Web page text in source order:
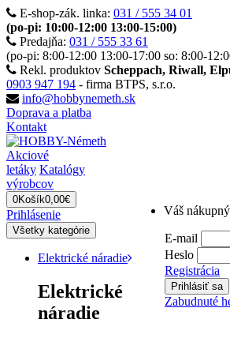
E-shop-zák. linka: 031 / 555 34 01
(po-pi: 10:00-12:00 13:00-15:00)
Predajňa: 031 / 555 33 61
(po-pi: 8:00-12:00 13:00-17:00 so: 8:00-
Rekl. produktov Scheppach, Riwall,
0903 947 194 - firma BTPS, s.r.o.
info@hobbynemeth.sk
Doprava a platba
Kontakt
Akciové
letáky Katalógy
výrobcov
0Košík0,00€
Váš
Prihlásenie
E-mail
Heslo
Registrácia
Zabudnuté
Všetky kategórie
Elektrické náradie
Elektrické
náradie